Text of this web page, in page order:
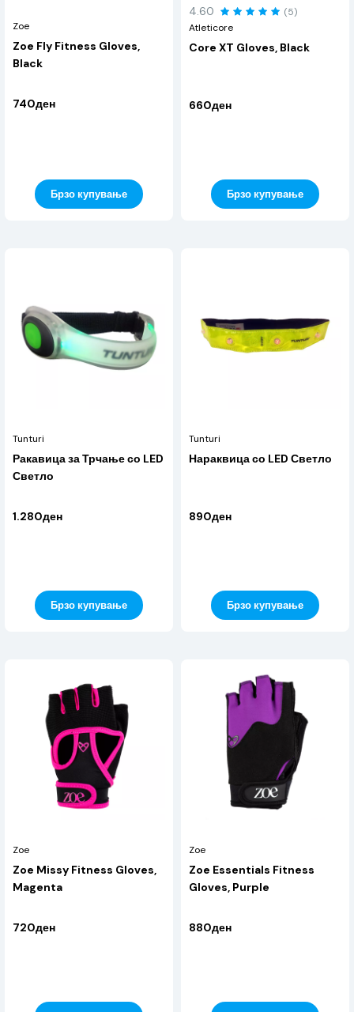
Zoe
Zoe Fly Fitness Gloves,
Black
740ден
Брзо купување
4.60
(5)
Atleticore
Core XT Gloves, Black
660ден
Брзо купување
Tunturi
Ракавица за Трчање со LED
Светло
1.280ден
Брзо купување
Tunturi
Нараквица со LED Светло
890ден
Брзо купување
Zoe
Zoe Missy Fitness Gloves,
Magenta
720ден
Zoe
Zoe Essentials Fitness
Gloves, Purple
880ден